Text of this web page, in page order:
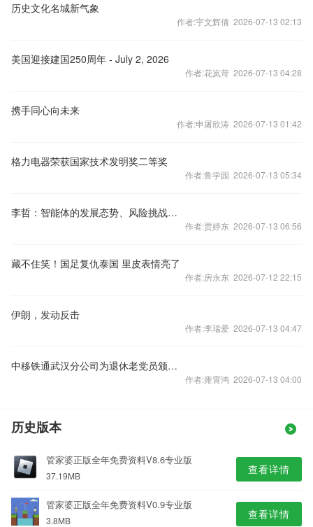
历史文化名城新气象
作者:宇文辉倩 2026-07-13 02:13
美国迎接建国250周年 - July 2, 2026
作者:花岚苛 2026-07-13 04:28
携手同心向未来
作者:申屠欣涛 2026-07-13 01:42
格力电器荣获国家技术发明奖二等奖
作者:鲁学园 2026-07-13 05:34
李哲：智能体的发展态势、风险挑战与高效治理
作者:贾婷东 2026-07-13 06:56
藏不住笑！国足复仇泰国 里皮表情亮了
作者:房永东 2026-07-12 22:15
伊朗，发动反击
作者:李瑞爱 2026-07-13 04:47
中移铁通武汉分公司为退休老党员颁发“光荣在党50年”
作者:雍霄鸿 2026-07-13 04:00
历史版本
管家婆正版全年免费资料V8.6专业版
37.19MB 查看详情
管家婆正版全年免费资料V0.9专业版
3.8MB 查看详情